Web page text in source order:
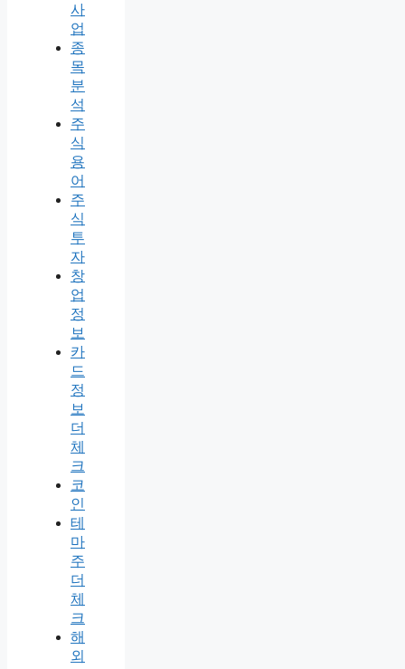
사
업
종
목
분
석
주
식
용
어
주
식
투
자
창
업
정
보
카
드
정
보
더
체
크
코
인
테
마
주
더
체
크
해
외